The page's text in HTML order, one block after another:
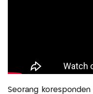
Seorang koresponden